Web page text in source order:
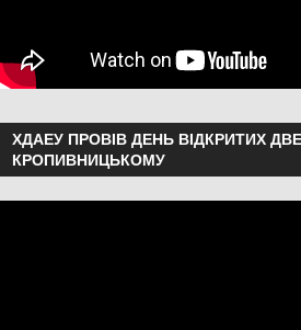
ХДАЕУ ПРОВІВ ДЕНЬ ВІДКРИТИХ
КРОПИВНИЦЬКОМУ